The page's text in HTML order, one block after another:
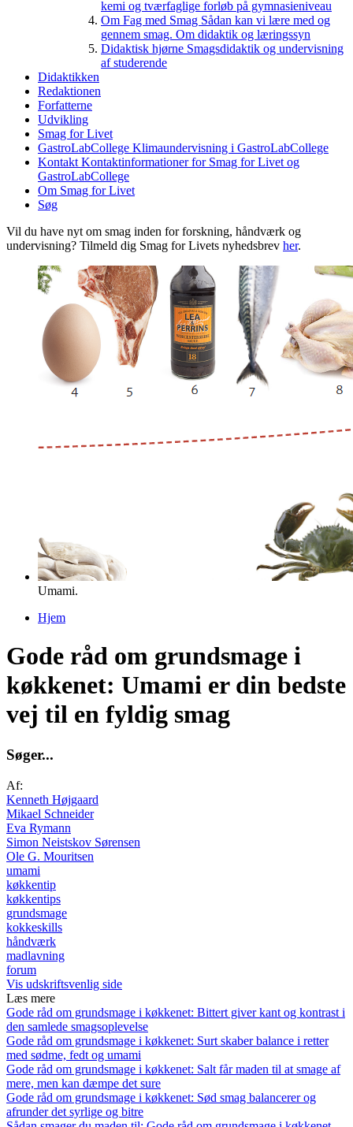
kemi og tværfaglige forløb på gymnasieniveau
Om Fag med Smag Sådan kan vi lære med og
gennem smag. Om didaktik og læringssyn
Didaktisk hjørne Smagsdidaktik og undervisning
af studerende
Didaktikken
Redaktionen
Forfatterne
Udvikling
Smag for Livet
GastroLabCollege Klimaundervisning i GastroLabCollege
Kontakt Kontaktinformationer for Smag for Livet og
GastroLabCollege
Om Smag for Livet
Søg
Vil du have nyt om smag inden for forskning, håndværk og
undervisning? Tilmeld dig Smag for Livets nyhedsbrev her.
Umami.
Hjem
Gode råd om grundsmage i
køkkenet: Umami er din bedste
vej til en fyldig smag
Søger...
Af:
Kenneth Højgaard
Mikael Schneider
Eva Rymann
Simon Neistskov Sørensen
Ole G. Mouritsen
umami
køkkentip
køkkentips
grundsmage
kokkeskills
håndværk
madlavning
forum
Vis udskriftsvenlig side
Læs mere
Gode råd om grundsmage i køkkenet: Bittert giver kant og kontrast i
den samlede smagsoplevelse
Gode råd om grundsmage i køkkenet: Surt skaber balance i retter
med sødme, fedt og umami
Gode råd om grundsmage i køkkenet: Salt får maden til at smage af
mere, men kan dæmpe det sure
Gode råd om grundsmage i køkkenet: Sød smag balancerer og
afrunder det syrlige og bitre